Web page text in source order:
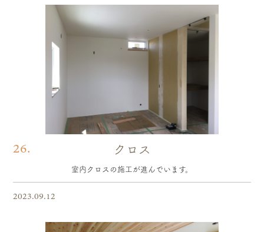
26. クロス
室内クロスの施工が進んでいます。
2023.09.12